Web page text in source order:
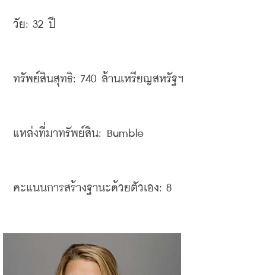
วัย: 32 ปี
ทรัพย์สินสุทธิ: 740 ล้านเหรียญสหรัฐฯ
แหล่งที่มาทรัพย์สิน: Bumble
คะแนนการสร้างฐานะด้วยตัวเอง: 8